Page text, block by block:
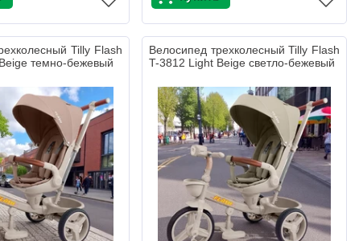
Tilly Flash
темно-бежевый
Велосипед трехколесный Tilly Flash
T-3812 Light Beige светло-бежевый